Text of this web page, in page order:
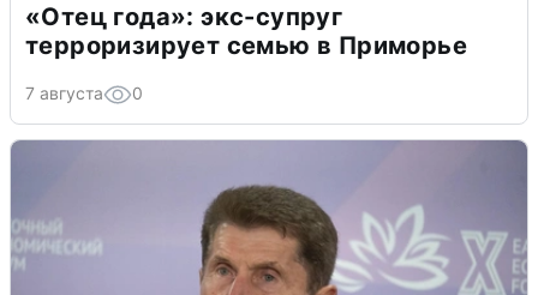
«Отец года»: экс-супруг
терроризирует семью в Приморье
7 августа 0